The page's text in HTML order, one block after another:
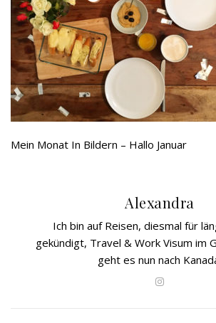
Mein Monat In Bildern – Hallo Januar
Alexandra
Ich bin auf Reisen, diesmal für
gekündigt, Travel & Work Visum im
geht es nun nach